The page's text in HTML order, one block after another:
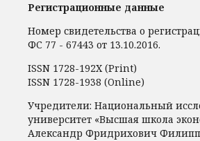
Регистрационные данные
Номер свидетельства о
ФС 77 - 67443 от 13.10.2016.
ISSN 1728-192Х (Print)
ISSN 1728-1938 (Online)
Учредители: Национальный
университет «Высшая школа
Александр Фридрихович